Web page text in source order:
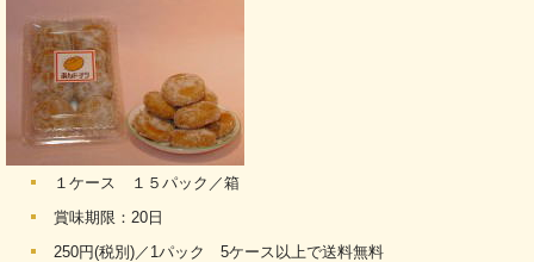
１ケース １５パック／箱
賞味期限：20日
250円(税別)／1パック 5ケース以上で送料無料